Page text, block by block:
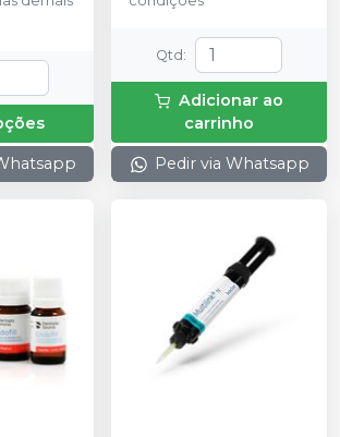
Qtd :
Adicionar ao
carrinho
Pedir via Whatsapp